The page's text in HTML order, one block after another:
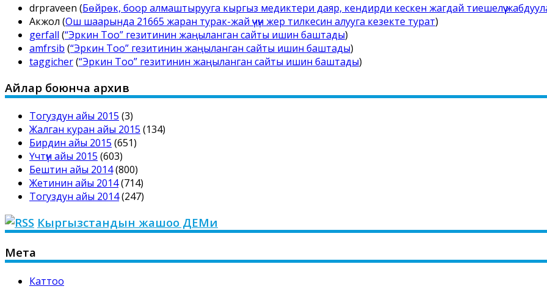
drpraveen (Бөйрөк, боор алмаштырууга кыргыз медиктери даяр, кендирди кескен жагдай тиешелүү
Акжол (Ош шаарында 21665 жаран турак-жай үчүн жер тилкесин алууга кезекте турат)
gerfall (“Эркин Тоо” гезитинин жаңыланган сайты ишин баштады)
amfrsib (“Эркин Тоо” гезитинин жаңыланган сайты ишин баштады)
taggicher(“Эркин Тоо” гезитинин жаңыланган сайты ишин баштады)
Айлар боюнча архив
Тогуздун айы 2015 (3)
Жалган куран айы 2015 (134)
Бирдин айы 2015 (651)
Үчтүн айы 2015 (603)
Бештин айы 2014(800)
Жетинин айы 2014(714)
Тогуздун айы 2014(247)
Кыргызстандын жашоо ДЕМи
Мета
Каттоо